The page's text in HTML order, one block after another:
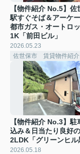
【物件紹介 No.5】佐
駅すぐそば＆アーケ
都市ガス・オートロ
1K「前田ビル」
2026.05.23
佐世保市 賃貸物件紹介
【物件紹介 No.3】駐
込み＆日当たり良好の
2LDK「グリーンヒル
2026.05.18